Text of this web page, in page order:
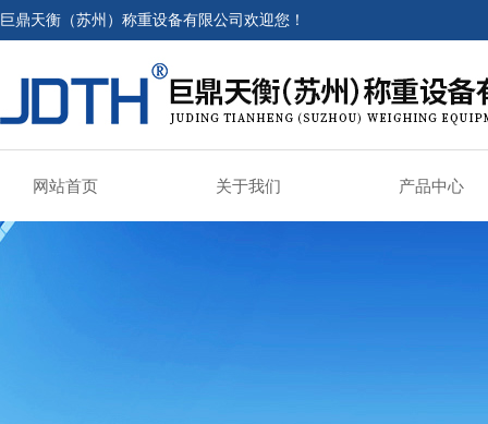
巨鼎天衡（苏州）称重设备有限公司欢迎您！
网站首页 关于我们 产品中心